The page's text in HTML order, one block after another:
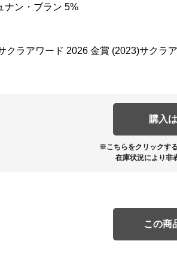
ナン・ブラン 5%
クラアワード 2026 金賞 (2023)サクラ
購入
※こちらをクリックす
在庫状況により非
この商